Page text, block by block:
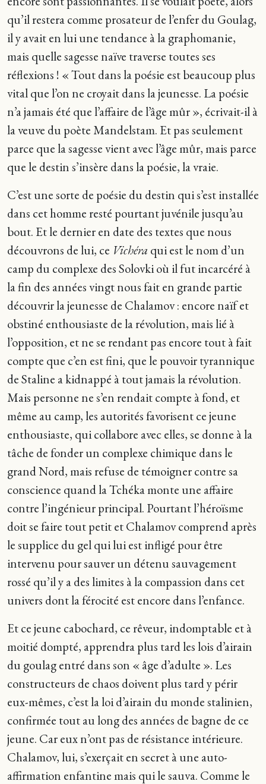
qu’il restera comme prosateur de l’enfer du Goulag,
il y avait en lui une tendance à la graphomanie,
mais quelle sagesse naïve traverse toutes ses
réflexions ! « Tout dans la poésie est beaucoup plus
vital que l’on ne croyait dans la jeunesse. La poésie
n’a jamais été que l’affaire de l’âge mûr », écrivait-il à
la veuve du poète Mandelstam. Et pas seulement
parce que la sagesse vient avec l’âge mûr, mais parce
que le destin s’insère dans la poésie, la vraie.
C’est une sorte de poésie du destin qui s’est installée
dans cet homme resté pourtant juvénile jusqu’au
bout. Et le dernier en date des textes que nous
découvrons de lui, ce Vichéra qui est le nom d’un
camp du complexe des Solovki où il fut incarcéré à
la fin des années vingt nous fait en grande partie
découvrir la jeunesse de Chalamov : encore naïf et
obstiné enthousiaste de la révolution, mais lié à
l’opposition, et ne se rendant pas encore tout à fait
compte que c’en est fini, que le pouvoir tyrannique
de Staline a kidnappé à tout jamais la révolution.
Mais personne ne s’en rendait compte à fond, et
même au camp, les autorités favorisent ce jeune
enthousiaste, qui collabore avec elles, se donne à la
tâche de fonder un complexe chimique dans le
grand Nord, mais refuse de témoigner contre sa
conscience quand la Tchéka monte une affaire
contre l’ingénieur principal. Pourtant l’héroïsme
doit se faire tout petit et Chalamov comprend après
le supplice du gel qui lui est infligé pour être
intervenu pour sauver un détenu sauvagement
rossé qu’il y a des limites à la compassion dans cet
univers dont la férocité est encore dans l’enfance.
Et ce jeune cabochard, ce rêveur, indomptable et à
moitié dompté, apprendra plus tard les lois d’airain
du goulag entré dans son « âge d’adulte ». Les
constructeurs de chaos doivent plus tard y périr
eux-mêmes, c’est la loi d’airain du monde stalinien,
confirmée tout au long des années de bagne de ce
jeune. Car eux n’ont pas de résistance intérieure.
Chalamov, lui, s’exerçait en secret à une auto-
affirmation enfantine mais qui le sauva. Comme le